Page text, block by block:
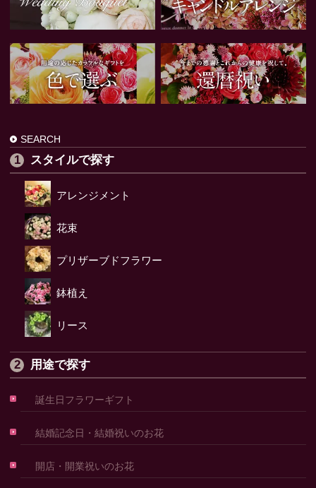
SEARCH
スタイルで探す
アレンジメント
花束
プリザーブドフラワー
鉢植え
リース
用途で探す
誕生日フラワーギフト
結婚記念日・結婚祝いのお花
開店・開業祝いのお花